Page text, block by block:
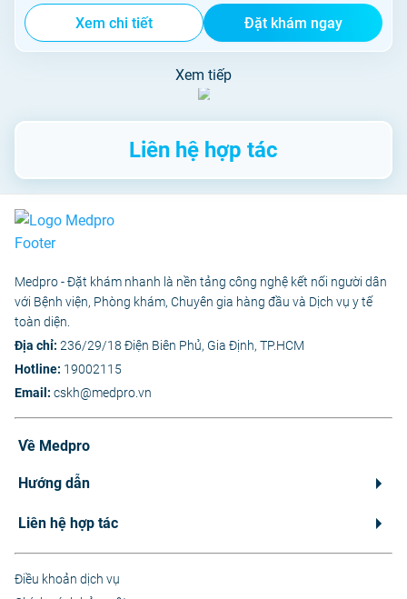
Xem chi tiết Đặt khám ngay
Xem tiếp
Liên hệ hợp tác
Medpro - Đặt khám nhanh là nền tảng công nghệ kết nối người dân
với Bệnh viện, Phòng khám, Chuyên gia hàng đầu và Dịch vụ y tế
toàn diện.
Địa chỉ: 236/29/18 Điện Biên Phủ, Gia Định, TP.HCM
Hotline: 19002115
Email: cskh@medpro.vn
Về Medpro
Hướng dẫn
Liên hệ hợp tác
Điều khoản dịch vụ